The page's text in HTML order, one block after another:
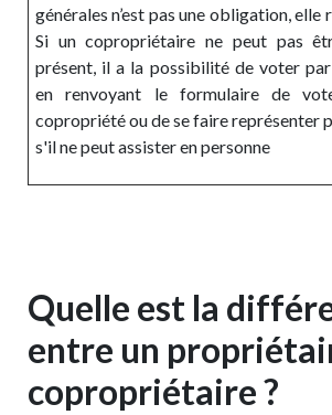
générales n’est pas une obligation,
Si un copropriétaire ne peut pas
présent, il a la possibilité de voter
en renvoyant le formulaire de
copropriété ou de se faire représenter
s'il ne peut assister en personne
Quelle est la
entre un
copropriétaire ?